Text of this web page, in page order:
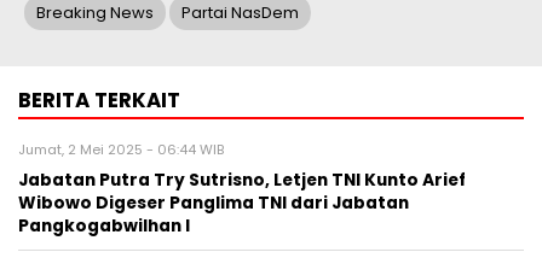
Breaking News Partai NasDem
BERITA TERKAIT
Jumat, 2 Mei 2025 - 06:44 WIB
Jabatan Putra Try Sutrisno, Letjen TNI Kunto Arief
Wibowo Digeser Panglima TNI dari Jabatan
Pangkogabwilhan I